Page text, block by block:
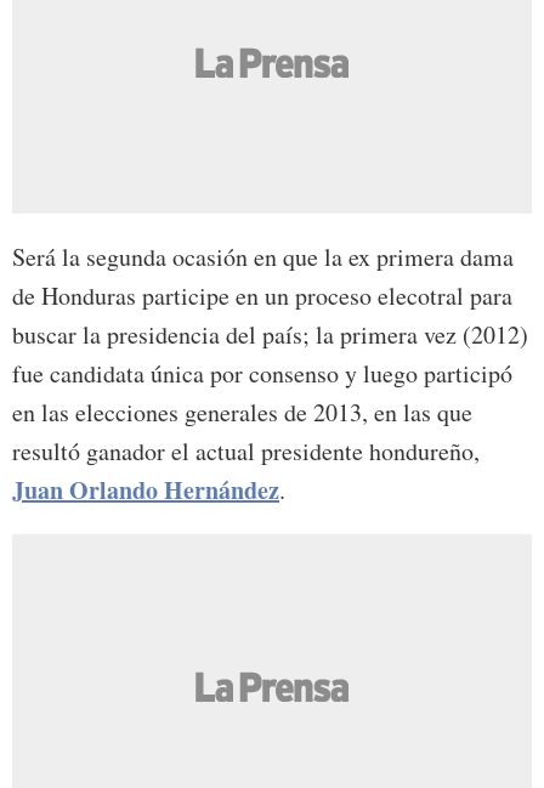
Será la segunda ocasión en que la ex primera dama
de Honduras participe en un proceso elecotral para
buscar la presidencia del país; la primera vez (2012)
fue candidata única por consenso y luego participó
en las elecciones generales de 2013, en las que
resultó ganador el actual presidente hondureño,
Juan Orlando Hernández.